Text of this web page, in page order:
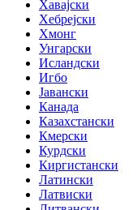
Хавајски
Хебрејски
Хмонг
Унгарски
Исландски
Игбо
Јавански
Канада
Казахстански
Кмерски
Курдски
Киргистански
Латински
Латвиски